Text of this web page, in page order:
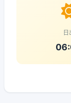
日